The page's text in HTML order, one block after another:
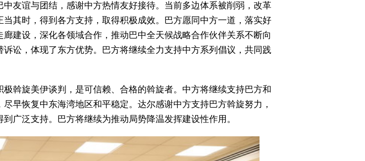
友谊与团结，感谢中方热情友好接待。当前多边体系被削弱，改革
其时，得到各方支持，取得积极成效。巴方愿同中方一道，落实好
建设，深化各领域合作，推动巴中全天候战略合作伙伴关系不断向
讼，体现了东方优势。巴方将继续全力支持中方系列倡议，共同践
斡旋美伊谈判，是可信赖、合格的斡旋者。中方将继续支持巴方和
早恢复中东海湾地区和平稳定。达尔感谢中方支持巴方斡旋努力，
广泛支持。巴方将继续为推动局势降温发挥建设性作用。